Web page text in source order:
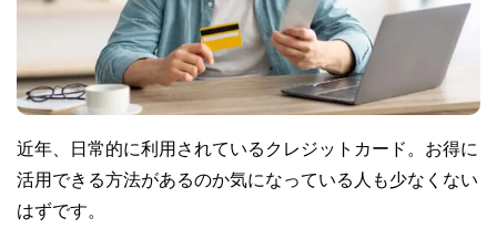
近年、日常的に利用されているクレジットカード。お得に
活用できる方法があるのか気になっている人も少なくない
はずです。